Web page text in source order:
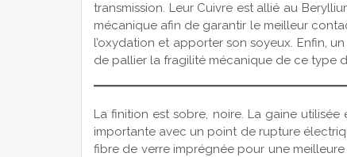
transmission. Leur Cuivre est allié au
mécanique afin de garantir le meilleur
l’oxydation et apporter son soyeux. Enfin,
de pallier la fragilité mécanique de ce type
La finition est sobre, noire. La gaine
importante avec un point de rupture
fibre de verre imprégnée pour une